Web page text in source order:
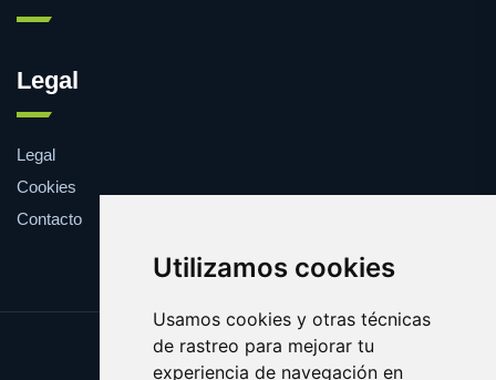
Utilizamos cookies
Usamos cookies y otras técnicas
de rastreo para mejorar tu
experiencia de navegación en
Legal
Legal
Cookies
Contacto
Update cookies preferences